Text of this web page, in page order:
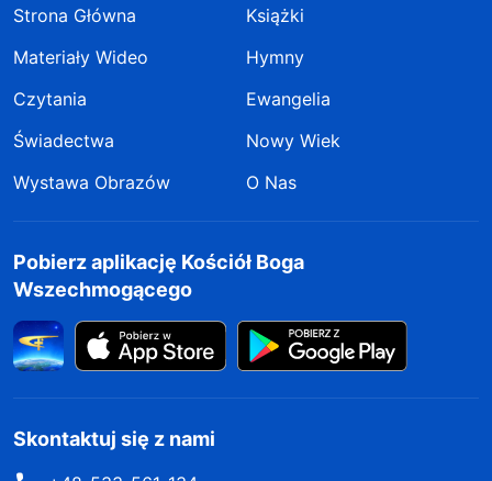
Strona Główna
Książki
Materiały Wideo
Hymny
Czytania
Ewangelia
Świadectwa
Nowy Wiek
Wystawa Obrazów
O Nas
Pobierz aplikację Kościół Boga
Wszechmogącego
Skontaktuj się z nami